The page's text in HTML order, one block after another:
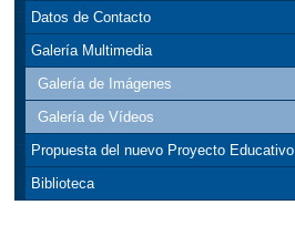
Datos de Contacto
Galería Multimedia
Galería de Imágenes
Galería de Vídeos
Propuesta del nuevo Proyecto Educativo
Biblioteca